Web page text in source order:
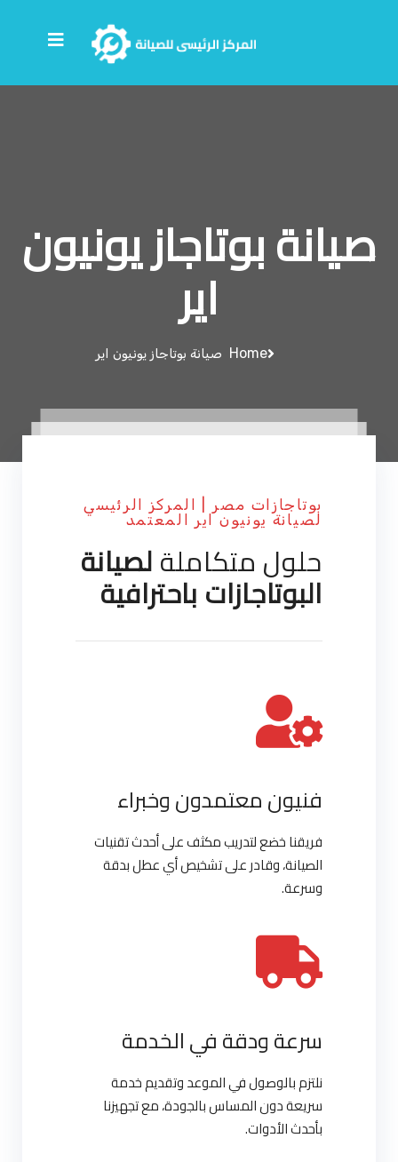
صيانة بوتاجاز يونيون
اير
Home صيانة بوتاجاز يونيون اير
بوتاجازات مصر | المركز الرئيسي
لصيانة يونيون اير المعتمد
حلول متكاملةلصيانة
البوتاجازات باحترافية
فنيون معتمدون وخبراء
فريقنا خضع لتدريب مكثف على أحدث تقنيات
الصيانة، وقادر على تشخيص أي عطل بدقة
وسرعة.
سرعة ودقة في الخدمة
نلتزم بالوصول في الموعد وتقديم خدمة
سريعة دون المساس بالجودة، مع تجهيزنا
بأحدث الأدوات.